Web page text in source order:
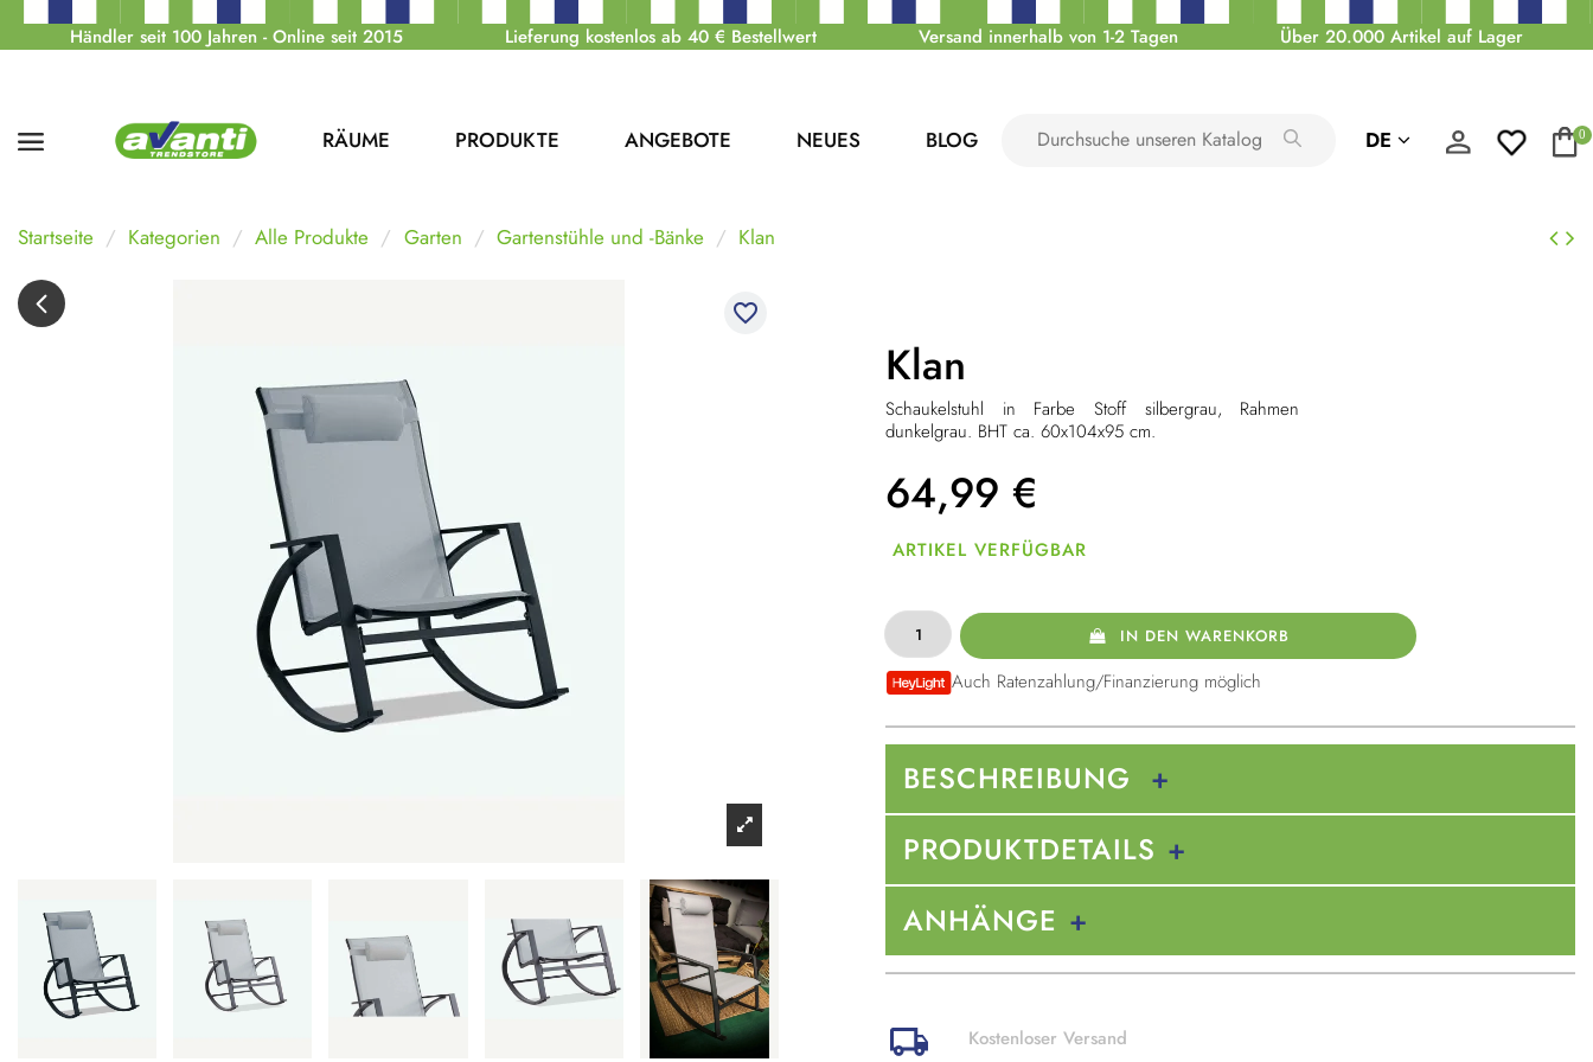
Händler seit 100 Jahren - Online seit 2015 Lieferung kostenlos ab 40 € Bestellwert Versand innerhalb von 1-2 Tagen Über 20.000 Artikel auf Lager
RÄUME PRODUKTE ANGEBOTE NEUES BLOG DE 0
Startseite Kategorien Alle Produkte Garten Gartenstühle und -Bänke Klan
favorite_border
Klan
Schaukelstuhl in Farbe Stoff silbergrau, Rahmen
dunkelgrau. BHT ca. 60x104x95 cm.
64,99 €
ARTIKEL VERFÜGBAR
IN DEN WARENKORB
Auch Ratenzahlung/Finanzierung möglich
BESCHREIBUNG
PRODUKTDETAILS
ANHÄNGE
Kostenloser Versand